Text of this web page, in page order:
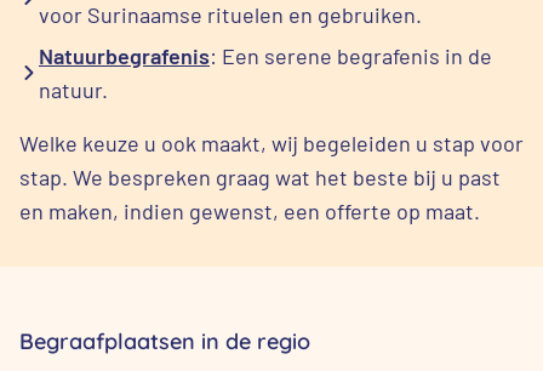
voor Surinaamse rituelen en gebruiken.
Natuurbegrafenis: Een serene begrafenis in de
natuur.
Welke keuze u ook maakt, wij begeleiden u stap voor
stap. We bespreken graag wat het beste bij u past
en maken, indien gewenst, een offerte op maat.
Begraafplaatsen in de regio